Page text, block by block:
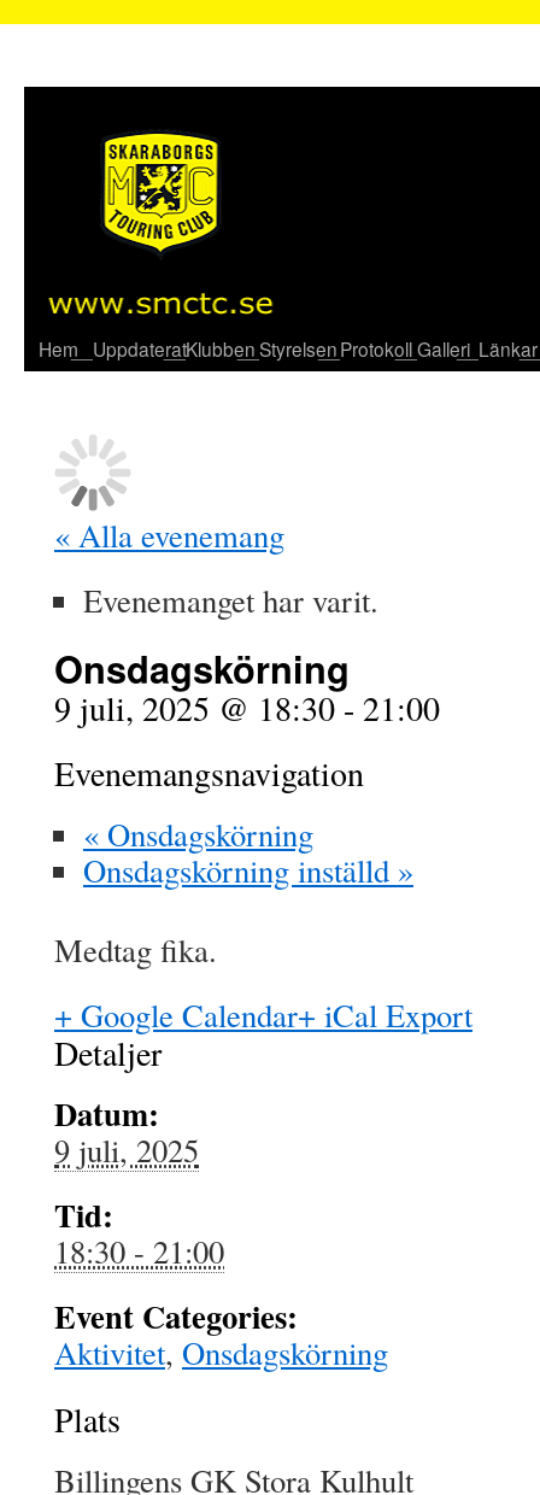
Hem__Uppdaterat__Klubben__Styrelsen__Protokoll__Galleri__Länkar
« Alla evenemang
Evenemanget har varit.
Onsdagskörning
9 juli, 2025 @ 18:30- 21:00
Evenemangsnavigation
«Onsdagskörning
Onsdagskörning inställd »
Medtag fika.
+ Google Calendar+ iCal Export
Detaljer
Datum:
9 juli, 2025
Tid:
18:30 - 21:00
Event Categories:
Aktivitet, Onsdagskörning
Plats
Billingens GK Stora Kulhult